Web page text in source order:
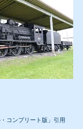
コンプリート版」引用